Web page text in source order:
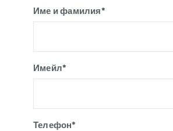
Име и фамилия*
Имейл*
Телефон*